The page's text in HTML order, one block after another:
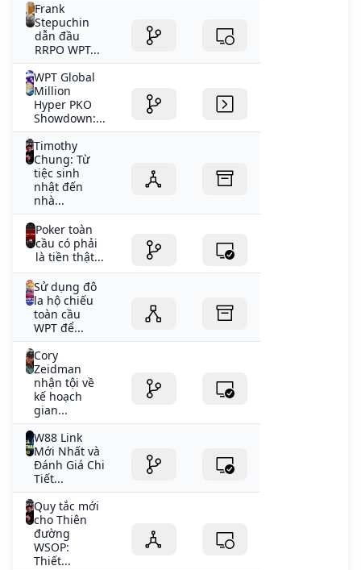
Frank
Stepuchin
dẫn đầu
RRPO WPT...
WPT Global
Million
Hyper PKO
Showdown:...
Timothy
Chung: Từ
tiệc sinh
nhật đến
nhà...
Poker toàn
cầu có phải
là tiền thật...
Sử dụng đô
la hộ chiếu
toàn cầu
WPT để...
Cory
Zeidman
nhận tội về
kế hoạch
gian...
W88 Link
Mới Nhất và
Đánh Giá Chi
Tiết...
Quy tắc mới
cho Thiên
đường
WSOP:
Thiết...